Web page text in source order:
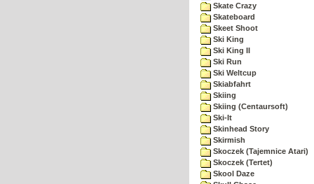
Skate Crazy
Skateboard
Skeet Shoot
Ski King
Ski King II
Ski Run
Ski Weltcup
Skiabfahrt
Skiing
Skiing (Centaursoft)
Ski-It
Skinhead Story
Skirmish
Skoczek (Tajemnice Atari)
Skoczek (Tertet)
Skool Daze